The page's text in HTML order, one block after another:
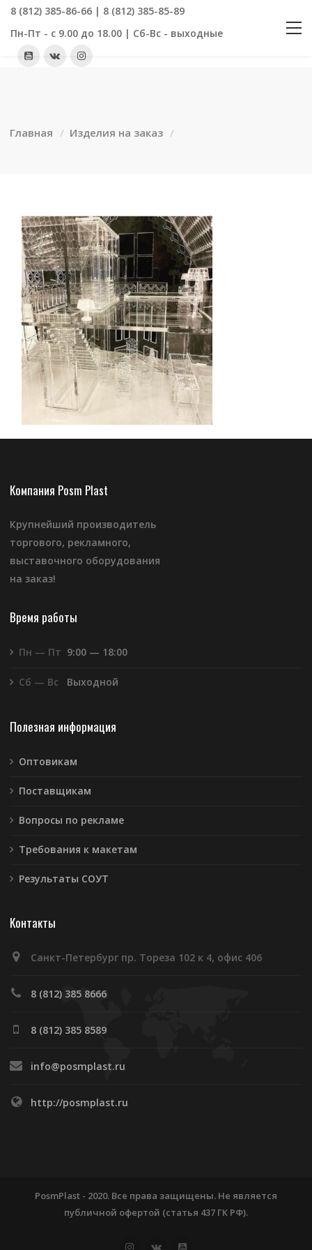
8 (812) 385-86-66 | 8 (812) 385-85-89
Пн-Пт - с 9.00 до 18.00 | Сб-Вс - выходные
Главная Изделия на заказ
Компания Posm Plast
Крупнейший производитель
торгового, рекламного,
выставочного оборудования
на заказ!
Время работы
Пн — Пт 9:00 — 18:00
Сб — Вс Выходной
Полезная информация
Оптовикам
Поставщикам
Вопросы по рекламе
Требования к макетам
Результаты СОУТ
Контакты
Санкт-Петербург пр. Тореза 102 к 4, офис 406
8 (812) 385 8666
8 (812) 385 8589
info@posmplast.ru
http://posmplast.ru
PosmPlast - 2020. Все права защищены. Не является
публичной офертой (статья 437 ГК РФ).